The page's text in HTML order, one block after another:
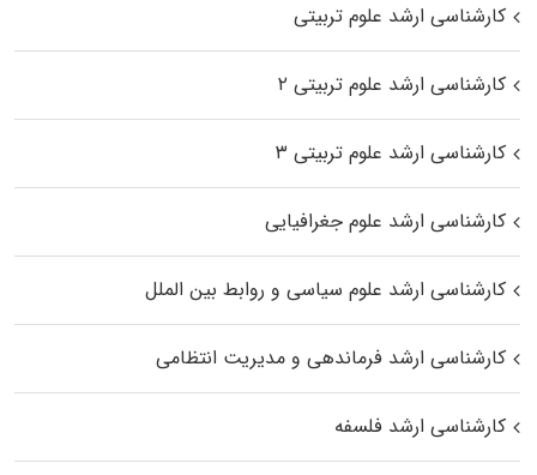
کارشناسی ارشد علوم تربیتی
کارشناسی ارشد علوم تربیتی ۲
کارشناسی ارشد علوم تربیتی ۳
کارشناسی ارشد علوم جغرافیایی
کارشناسی ارشد علوم سیاسی و روابط بین الملل
کارشناسی ارشد فرماندهی و مدیریت انتظامی
کارشناسی ارشد فلسفه